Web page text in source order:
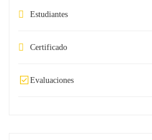
Estudiantes
Certificado
Evaluaciones